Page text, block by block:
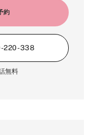
約
220-338
無料